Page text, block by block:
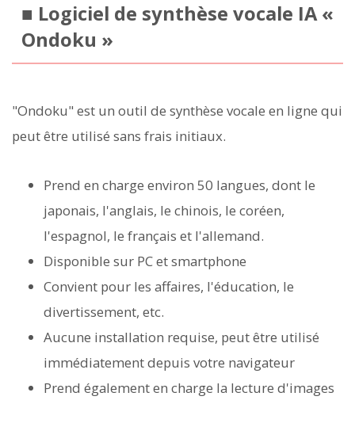
■ Logiciel de synthèse vocale IA «
Ondoku »
"Ondoku" est un outil de synthèse vocale en ligne qui
peut être utilisé sans frais initiaux.
Prend en charge environ 50 langues, dont le
japonais, l'anglais, le chinois, le coréen,
l'espagnol, le français et l'allemand.
Disponible sur PC et smartphone
Convient pour les affaires, l'éducation, le
divertissement, etc.
Aucune installation requise, peut être utilisé
immédiatement depuis votre navigateur
Prend également en charge la lecture d'images